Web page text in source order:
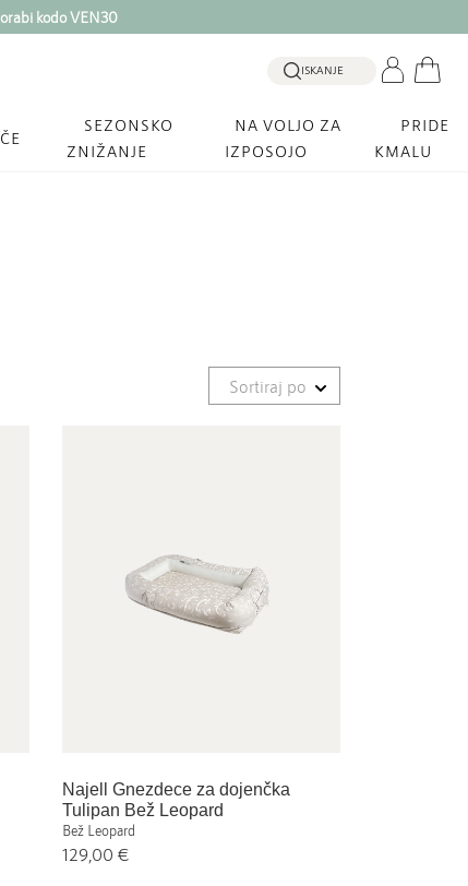
kodo VEN30
ISKANJE
SEZONSKO
ZNIŽANJE
NA VOLJO ZA
IZPOSOJO
PRIDE
KMALU
Sortiraj po
Najell Gnezdece za dojenčka
Tulipan Bež Leopard
Bež Leopard
129,00 €